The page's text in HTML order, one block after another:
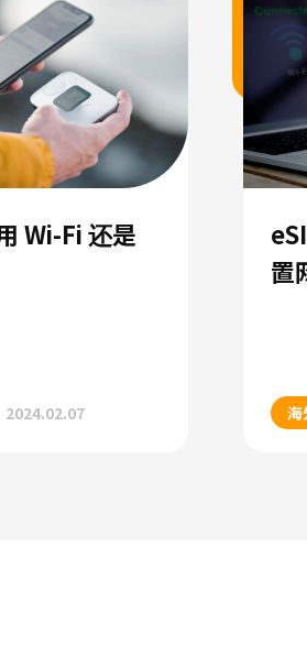
Wi-Fi 还是
2024.02.07
置
海